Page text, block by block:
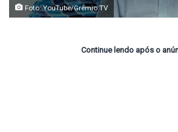
Foto: YouTube/Grêmio TV
Continue lendo após o